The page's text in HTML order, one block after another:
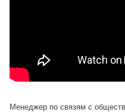
Менеджер по связям с